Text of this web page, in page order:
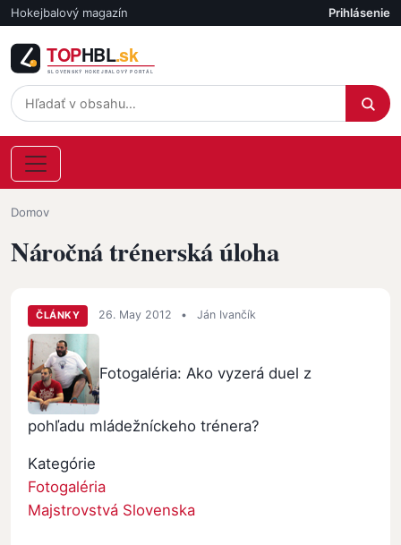
Skočiť na hlavný obsah
Hokejbalový magazín Účet
Prihlásenie
Omrvinka
Domov
Náročná trénerská úloha
ČLÁNKY 26. May 2012 • Ján Ivančík
Fotogaléria: Ako vyzerá duel z
pohľadu mládežníckeho trénera?
Kategórie
Fotogaléria
Majstrovstvá Slovenska